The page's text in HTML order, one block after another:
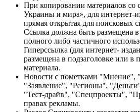
При копировании материалов со
Украины и мира», для интернет-
прямая открытая для поисковых
Ссылка должна быть размещена в
полного либо частичного
Гиперссылка (для интернет-
размещена в подзаголовке или в
материала.
Новости с пометками "Мнение",
"Заявление", "Регионы",
"Тест-драйв", "Спецпроекты",
правах рекламы.